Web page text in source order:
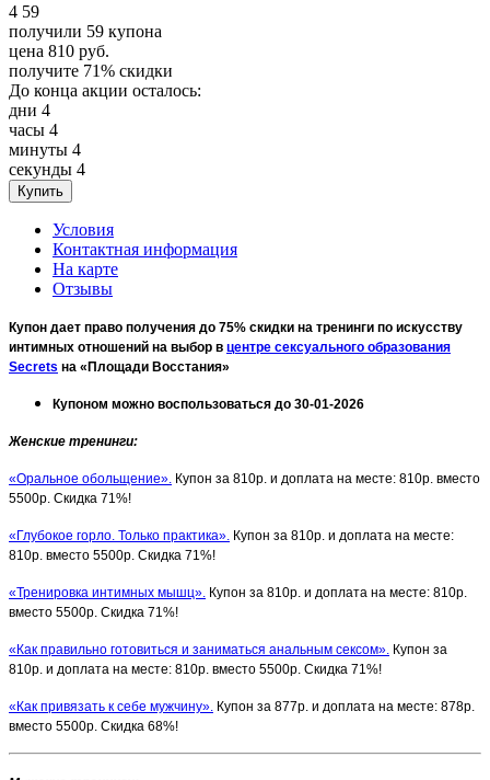
4 59
получили 59 купона
цена 810 руб.
получите 71% скидки
До конца акции осталось:
дни 4
часы 4
минуты 4
секунды 4
Условия
Контактная информация
На карте
Отзывы
Купон дает право получения до 75% скидки на тренинги по искусству
интимных отношений на выбор в центре сексуального образования
Secrets на «Площади Восстания»
Купоном можно воспользоваться до 30-01-2026
Женские тренинги:
«Оральное обольщение». Купон за 810р. и доплата на месте: 810р. вместо
5500р. Скидка 71%!
«Глубокое горло. Только практика». Купон за 810р. и доплата на месте:
810р. вместо 5500р. Скидка 71%!
«Тренировка интимных мышц». Купон за 810р. и доплата на месте: 810р.
вместо 5500р. Скидка 71%!
«Как правильно готовиться и заниматься анальным сексом». Купон за
810р. и доплата на месте: 810р. вместо 5500р. Скидка 71%!
«Как привязать к себе мужчину». Купон за 877р. и доплата на месте: 878р.
вместо 5500р. Скидка 68%!